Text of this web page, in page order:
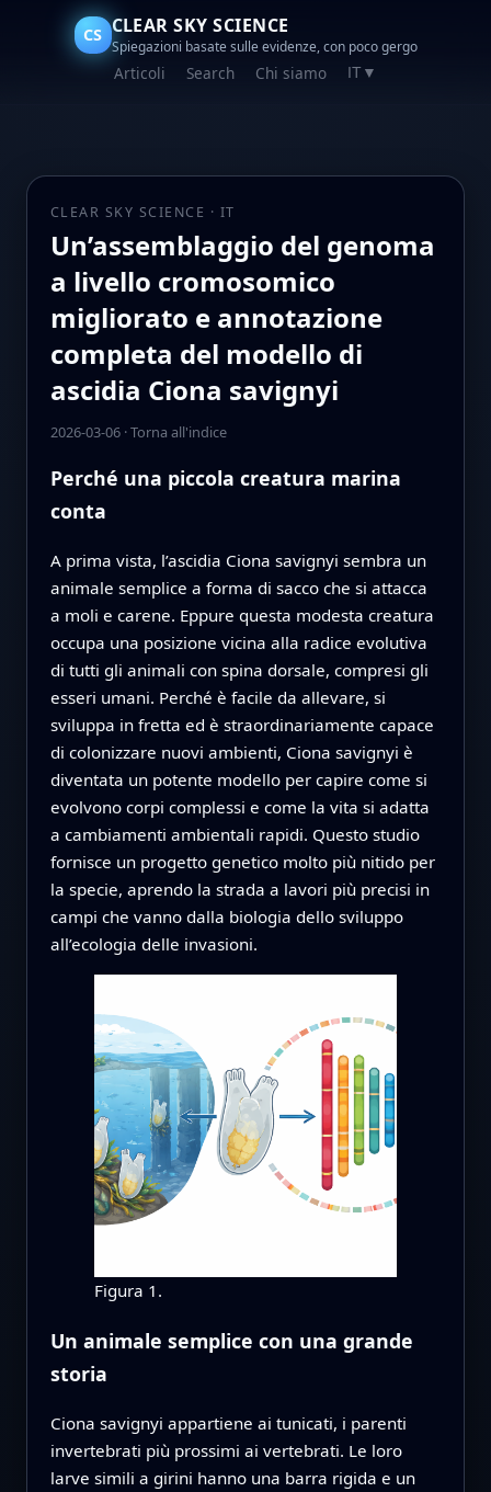
CS CLEAR SKY SCIENCE
Spiegazioni basate sulle evidenze, con poco gergo
Articoli Search Chi siamo IT ▼
CLEAR SKY SCIENCE · IT
Un’assemblaggio del genoma
a livello cromosomico
migliorato e annotazione
completa del modello di
ascidia Ciona savignyi
2026-03-06·Torna all'indice
Perché una piccola creatura marina
conta
A prima vista, l’ascidia Ciona savignyi sembra un
animale semplice a forma di sacco che si attacca
a moli e carene. Eppure questa modesta creatura
occupa una posizione vicina alla radice evolutiva
di tutti gli animali con spina dorsale, compresi gli
esseri umani. Perché è facile da allevare, si
sviluppa in fretta ed è straordinariamente capace
di colonizzare nuovi ambienti, Ciona savignyi è
diventata un potente modello per capire come si
evolvono corpi complessi e come la vita si adatta
a cambiamenti ambientali rapidi. Questo studio
fornisce un progetto genetico molto più nitido per
la specie, aprendo la strada a lavori più precisi in
campi che vanno dalla biologia dello sviluppo
all’ecologia delle invasioni.
Figura 1.
Un animale semplice con una grande
storia
Ciona savignyi appartiene ai tunicati, i parenti
invertebrati più prossimi ai vertebrati. Le loro
larve simili a girini hanno una barra rigida e un